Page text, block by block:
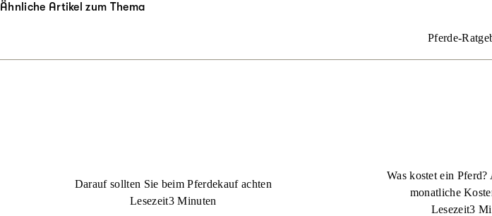
Ähnliche Artikel zum Thema
Pferde-
Darauf sollten Sie beim Pferdekauf achten
Lesezeit3 Minuten
Was kostet ein
monatliche
Lesezeit3